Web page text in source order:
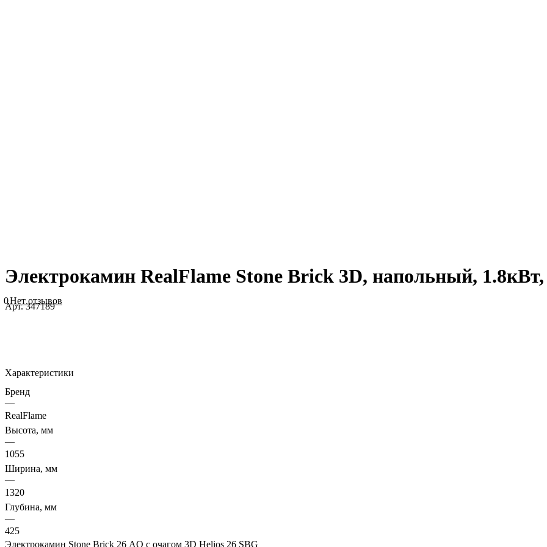
Электрокамин RealFlame Stone Brick 3D, напольный,
0Нет отзывов
Арт.347189
Характеристики
Бренд
—
RealFlame
Высота, мм
—
1055
Ширина, мм
—
1320
Глубина, мм
—
425
Электрокамин Stone Brick 26 AO с очагом 3D Helios 26 SBG